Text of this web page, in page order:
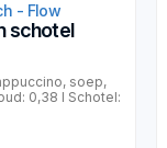
- Flow
schotel
soep,
0,38 l Schotel: